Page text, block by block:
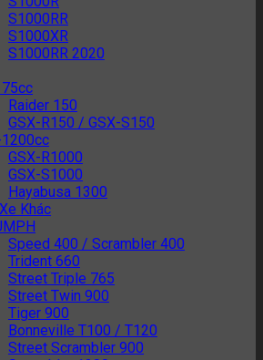
S1000RR
S1000XR
S1000RR 2020
Raider 150
GSX-R150 / GSX-S150
GSX-R1000
GSX-S1000
Hayabusa 1300
Khác
Speed 400 / Scrambler 400
Trident 660
Street Triple 765
Street Twin 900
Tiger 900
Bonneville T100 / T120
Street Scrambler 900